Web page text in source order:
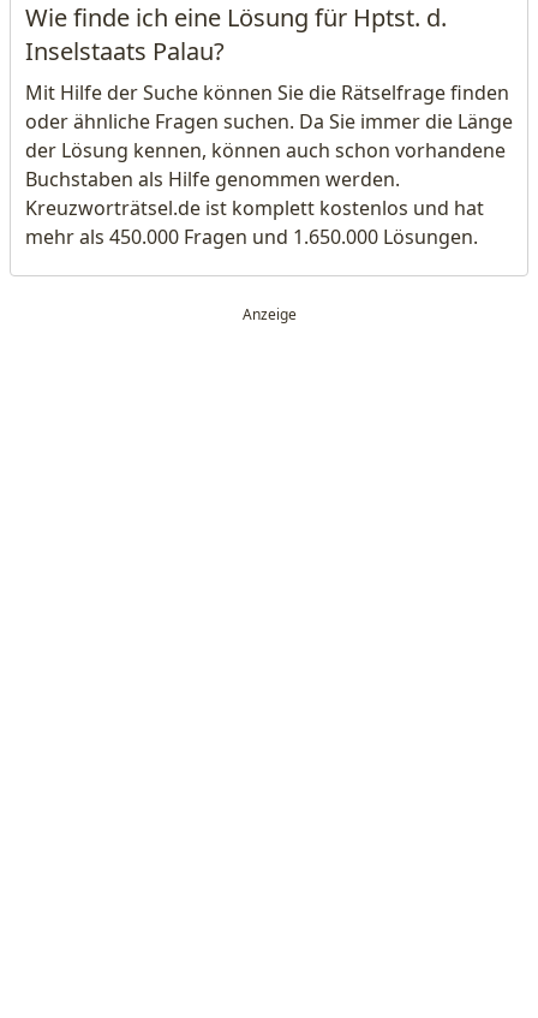
Wie finde ich eine Lösung für Hptst. d.
Inselstaats Palau?
Mit Hilfe der Suche können Sie die Rätselfrage finden
oder ähnliche Fragen suchen. Da Sie immer die Länge
der Lösung kennen, können auch schon vorhandene
Buchstaben als Hilfe genommen werden.
Kreuzworträtsel.de ist komplett kostenlos und hat
mehr als 450.000 Fragen und 1.650.000 Lösungen.